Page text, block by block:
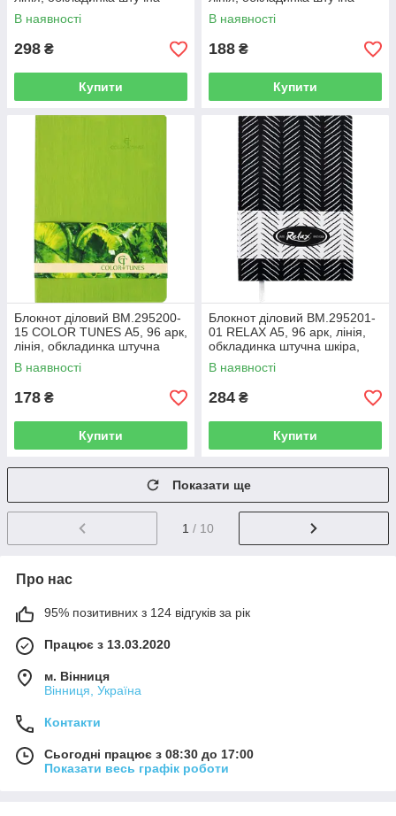
шкіра, фіолетовий (50)
В наявності
298 ₴
Купити
шкіра, рожевий (50)
В наявності
188 ₴
Купити
Блокнот діловий BM.295200-
15 COLOR TUNES А5, 96 арк,
лінія, обкладинка штучна
шкіра, салатовий (50)
В наявності
178 ₴
Купити
Блокнот діловий BM.295201-
01 RELAX А5, 96 арк, лінія,
обкладинка штучна шкіра,
чорний
В наявності
284 ₴
Купити
Показати ще
1 / 10
Про нас
95% позитивних з 124 відгуків за рік
Працює з 13.03.2020
м. Вінниця
Вінниця, Україна
Контакти
Сьогодні працює з 08:30 до 17:00
Показати весь графік роботи